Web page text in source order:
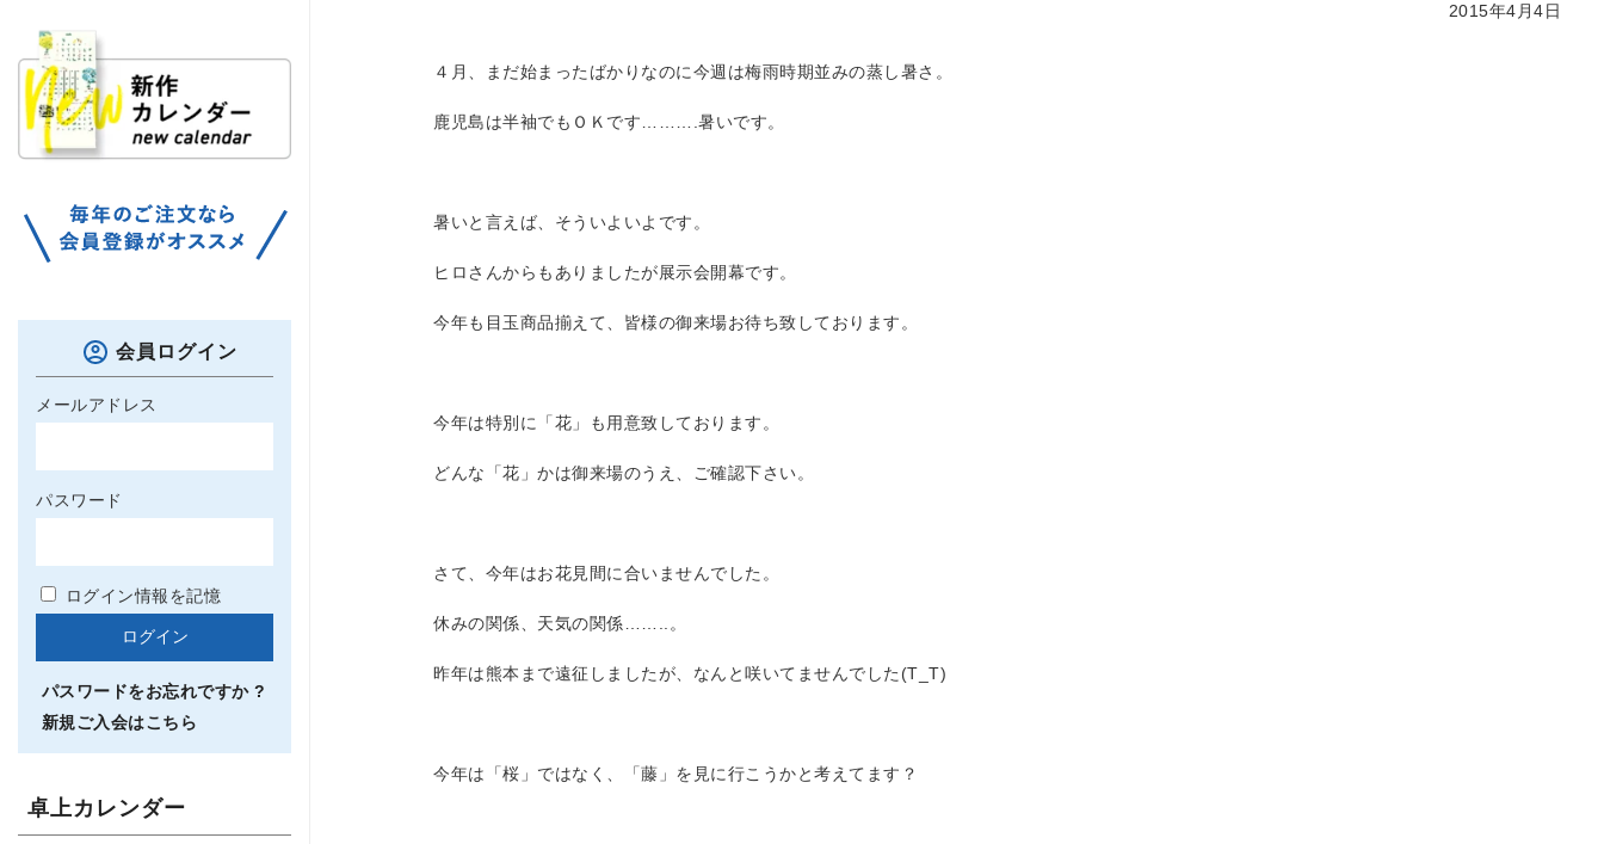
2015年4月4日
４月、まだ始まったばかりなのに今週は梅雨時期並みの蒸し暑さ。
鹿児島は半袖でもＯＫです……….暑いです。
暑いと言えば、そういよいよです。
ヒロさんからもありましたが展示会開幕です。
今年も目玉商品揃えて、皆様の御来場お待ち致しております。
今年は特別に「花」も用意致しております。
どんな「花」かは御来場のうえ、ご確認下さい。
さて、今年はお花見間に合いませんでした。
休みの関係、天気の関係……..。
昨年は熊本まで遠征しましたが、なんと咲いてませんでした(T_T)
今年は「桜」ではなく、「藤」を見に行こうかと考えてます？
会員ログイン
メールアドレス
パスワード
ログイン情報を記憶
パスワードをお忘れですか ?
新規ご入会はこちら
卓上カレンダー